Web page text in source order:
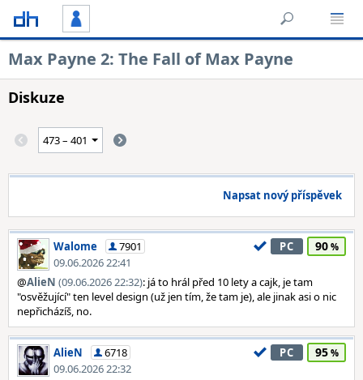
Max Payne 2: The Fall of Max Payne
Diskuze
Napsat nový příspěvek
Walome
7901
09.06.2026 22:41
PC 90
@AlieN (09.06.2026 22:32): já to hrál před 10 lety a cajk, je tam
"osvěžující" ten level design (už jen tím, že tam je), ale jinak asi o nic
nepřicházíš, no.
AlieN
6718
09.06.2026 22:32
PC 95